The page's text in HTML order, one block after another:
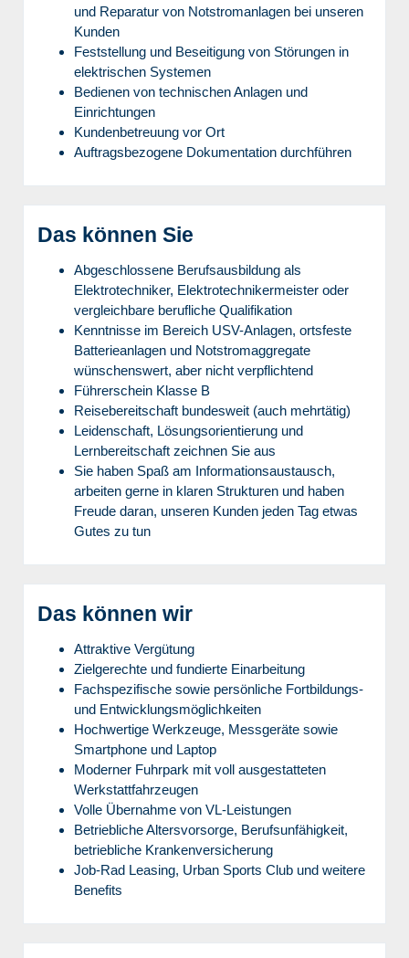
und Reparatur von Notstromanlagen bei unseren
Kunden
Feststellung und Beseitigung von Störungen in
elektrischen Systemen
Bedienen von technischen Anlagen und
Einrichtungen
Kundenbetreuung vor Ort
Auftragsbezogene Dokumentation durchführen
Das können Sie
Abgeschlossene Berufsausbildung als
Elektrotechniker, Elektrotechnikermeister oder
vergleichbare berufliche Qualifikation
Kenntnisse im Bereich USV-Anlagen, ortsfeste
Batterieanlagen und Notstromaggregate
wünschenswert, aber nicht verpflichtend
Führerschein Klasse B
Reisebereitschaft bundesweit (auch mehrtätig)
Leidenschaft, Lösungsorientierung und
Lernbereitschaft zeichnen Sie aus
Sie haben Spaß am Informationsaustausch,
arbeiten gerne in klaren Strukturen und haben
Freude daran, unseren Kunden jeden Tag etwas
Gutes zu tun
Das können wir
Attraktive Vergütung
Zielgerechte und fundierte Einarbeitung
Fachspezifische sowie persönliche Fortbildungs-
und Entwicklungsmöglichkeiten
Hochwertige Werkzeuge, Messgeräte sowie
Smartphone und Laptop
Moderner Fuhrpark mit voll ausgestatteten
Werkstattfahrzeugen
Volle Übernahme von VL-Leistungen
Betriebliche Altersvorsorge, Berufsunfähigkeit,
betriebliche Krankenversicherung
Job-Rad Leasing, Urban Sports Club und weitere
Benefits